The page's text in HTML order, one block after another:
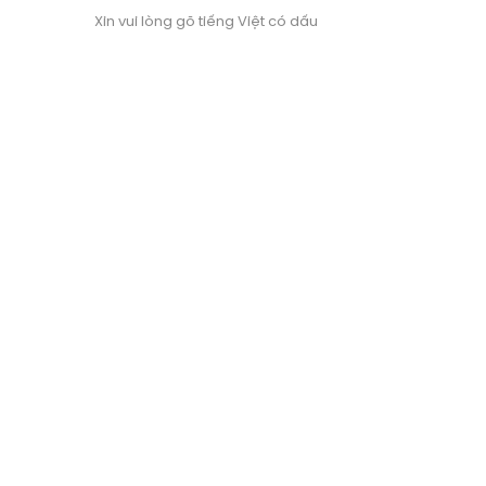
Xin vui lòng gõ tiếng Việt có dấu